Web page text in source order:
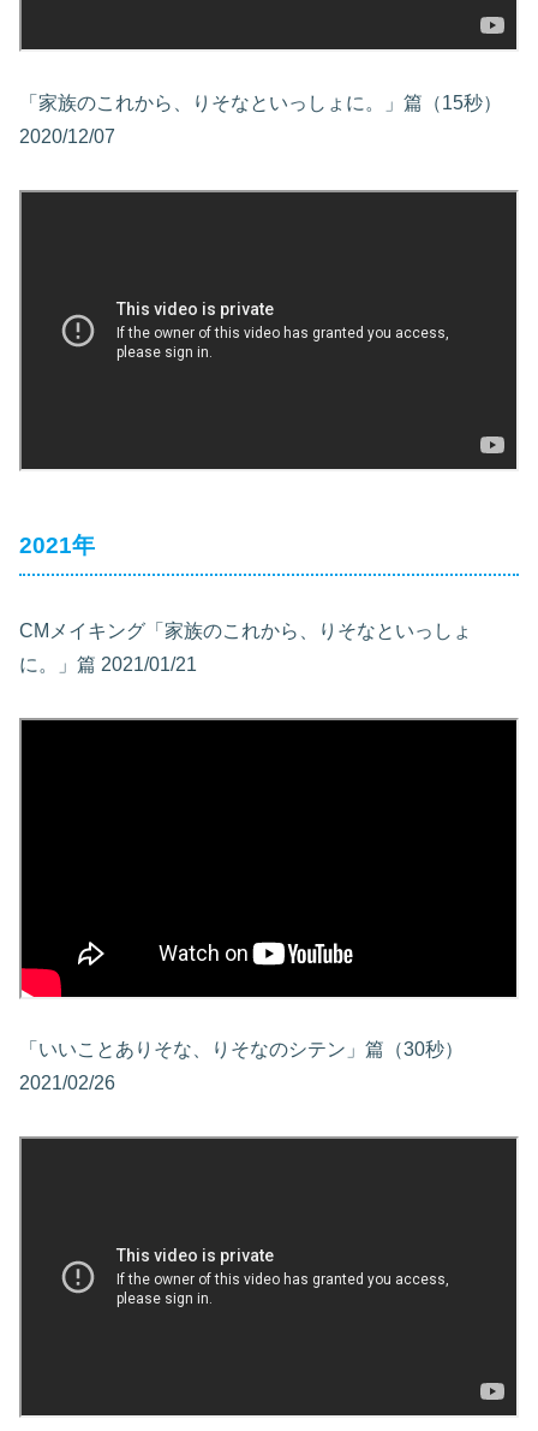
「家族のこれから、りそなといっしょに。」篇（15秒）
2020/12/07
2021年
CMメイキング「家族のこれから、りそなといっしょ
に。」篇 2021/01/21
「いいことありそな、りそなのシテン」篇（30秒）
2021/02/26